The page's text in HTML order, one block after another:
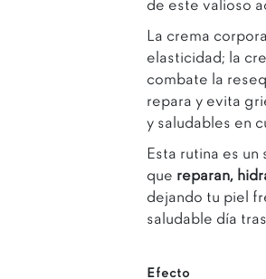
de este valioso
La crema
elasticidad; la
combate la
repara y evita
y saludables en
Esta rutina es
que reparan,
dejando tu piel
saludable día
Efecto